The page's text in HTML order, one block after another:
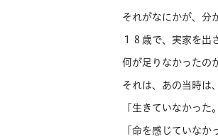
それがなにかが、分
１８歳で、実家を出
何が足りなかったの
それは、あの当時は、
「生きていなかった
「命を感じていなか